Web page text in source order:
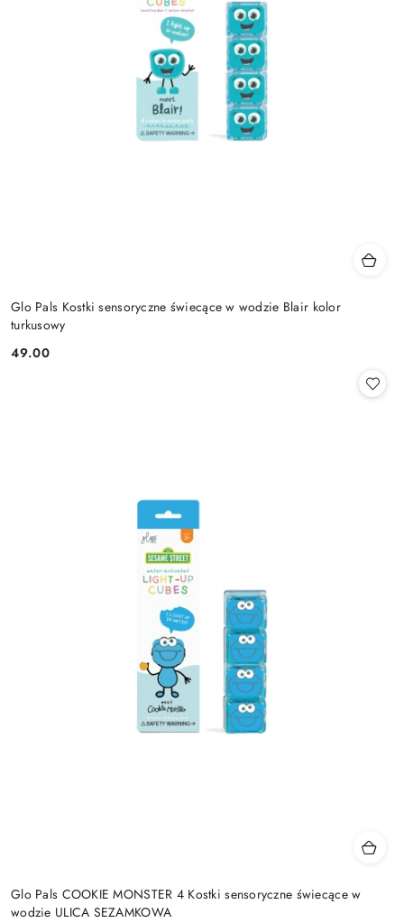
Glo Pals Kostki sensoryczne świecące w wodzie Blair kolor
turkusowy
Cena:
49.00
Glo Pals COOKIE MONSTER 4 Kostki sensoryczne świecące w
wodzie ULICA SEZAMKOWA